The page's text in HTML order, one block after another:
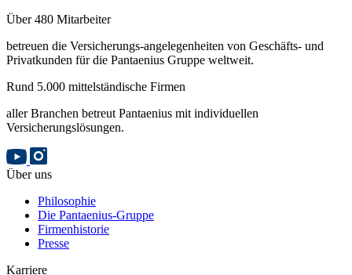
Über 480 Mitarbeiter
betreuen die Versicherungs-angelegenheiten von Geschäfts- und
Privatkunden für die Pantaenius Gruppe weltweit.
Rund 5.000 mittelständische Firmen
aller Branchen betreut Pantaenius mit individuellen
Versicherungslösungen.
Über uns
Philosophie
Die Pantaenius-Gruppe
Firmenhistorie
Presse
Karriere